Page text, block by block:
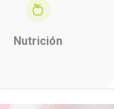
Nutrición